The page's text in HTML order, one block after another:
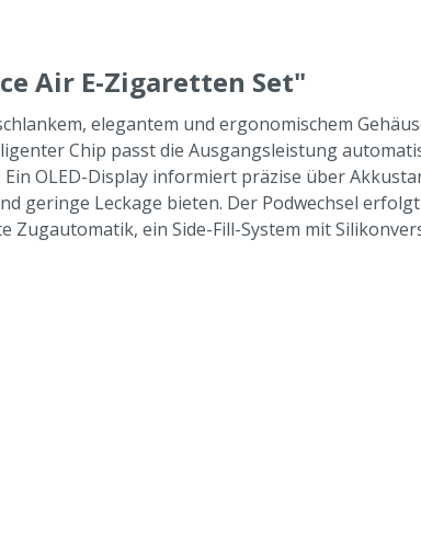
Air E-Zigaretten Set"
elegantem und ergonomischem
Chip passt die Ausgangsleistung
OLED-Display informiert präzise über
geringe Leckage bieten. Der Podwechsel
ein Side-Fill-System mit